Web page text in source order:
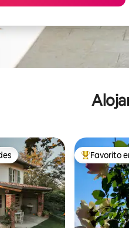
entre huéspedes De los
Favorito